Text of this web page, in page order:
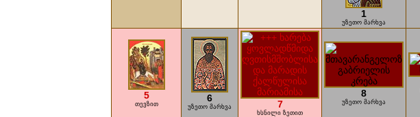
1
უზეთო მარხვა
5
თევზით
6
უზეთო მარხვა 7
ხსნილი ზეთით
8
უზეთო მარხვა